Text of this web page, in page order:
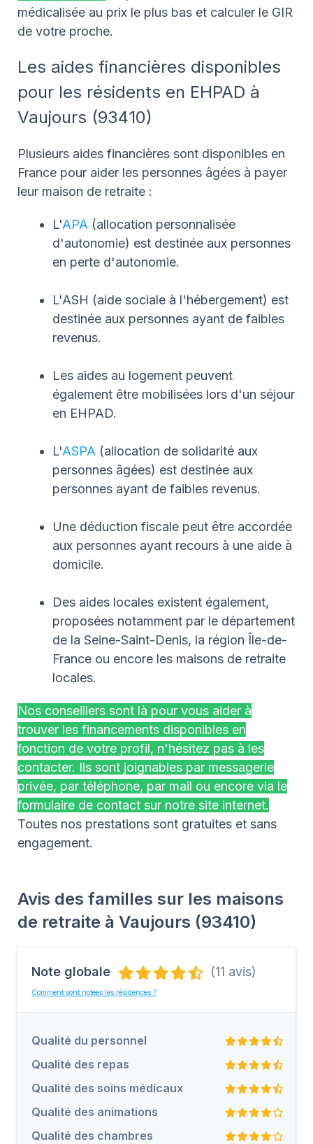
médicalisée au prix le plus bas et calculer le GIR
de votre proche.
Les aides financières disponibles
pour les résidents en EHPAD à
Vaujours (93410)
Plusieurs aides financières sont disponibles en
France pour aider les personnes âgées à payer
leur maison de retraite :
L'APA (allocation personnalisée
d'autonomie) est destinée aux personnes
en perte d'autonomie.
L'ASH (aide sociale à l'hébergement) est
destinée aux personnes ayant de faibles
revenus.
Les aides au logement peuvent
également être mobilisées lors d'un séjour
en EHPAD.
L'ASPA (allocation de solidarité aux
personnes âgées) est destinée aux
personnes ayant de faibles revenus.
Une déduction fiscale peut être accordée
aux personnes ayant recours à une aide à
domicile.
Des aides locales existent également,
proposées notamment par le département
de la Seine-Saint-Denis, la région Île-de-
France ou encore les maisons de retraite
locales.
Nos conseillers sont là pour vous aider à
trouver les financements disponibles en
fonction de votre profil, n'hésitez pas à les
contacter. Ils sont joignables par messagerie
privée, par téléphone, par mail ou encore via le
formulaire de contact sur notre site internet.
Toutes nos prestations sont gratuites et sans
engagement.
Avis des familles sur les maisons
de retraite à Vaujours (93410)
Note globale (11 avis)
Comment sont notées les résidences ?
Qualité du personnel
Qualité des repas
Qualité des soins médicaux
Qualité des animations
Qualité des chambres